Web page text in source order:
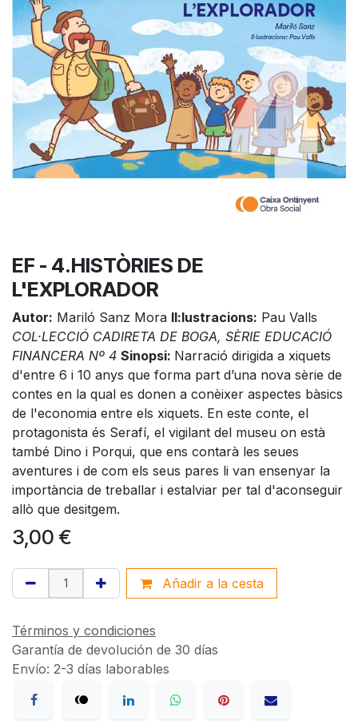
EF - 4.HISTÒRIES DE
L'EXPLORADOR
Autor: Mariló Sanz Mora Il:lustracions: Pau Valls
COL·LECCIÓ CADIRETA DE BOGA, SÈRIE EDUCACIÓ
FINANCERA Nº 4 Sinopsi: Narració dirigida a xiquets
d'entre 6 i 10 anys que forma part d’una nova sèrie de
contes en la qual es donen a conèixer aspectes bàsics
de l'economia entre els xiquets. En este conte, el
protagonista és Serafí, el vigilant del museu on està
també Dino i Porqui, que ens contarà les seues
aventures i de com els seus pares li van ensenyar la
importància de treballar i estalviar per tal d'aconseguir
allò que desitgem.
3,00 €
Añadir a la cesta
Términos y condiciones
Garantía de devolución de 30 días
Envío: 2-3 días laborables